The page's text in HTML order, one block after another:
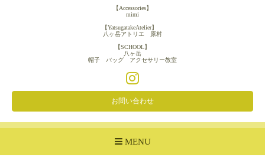
【Accessories】
mimi
【YatsugatakeAtelier】
八ヶ岳アトリエ 原村
【SCHOOL】
八ヶ岳
帽子 バッグ アクセサリー教室
お問い合わせ
MENU